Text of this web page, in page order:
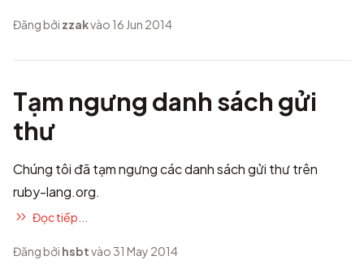
Đăng bởi zzakvào 16 Jun 2014
Tạm ngưng danh sách gửi
thư
Chúng tôi đã tạm ngưng các danh sách gửi thư trên
ruby-lang.org.
Đọc tiếp...
Đăng bởi hsbtvào 31 May 2014